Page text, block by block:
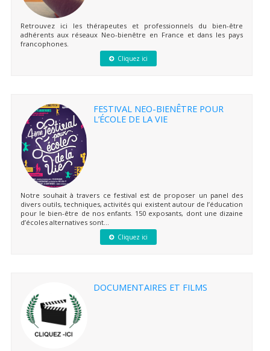
Retrouvez ici les thérapeutes et professionnels du bien-être
adhérents aux réseaux Neo-bienêtre en France et dans les pays
francophones.
Cliquez ici
FESTIVAL NEO-BIENÊTRE POUR
L’ÉCOLE DE LA VIE
Notre souhait à travers ce festival est de proposer un panel des
divers outils, techniques, activités qui existent autour de l’éducation
pour le bien-être de nos enfants. 150 exposants, dont une dizaine
d’écoles alternatives sont...
Cliquez ici
DOCUMENTAIRES ET FILMS